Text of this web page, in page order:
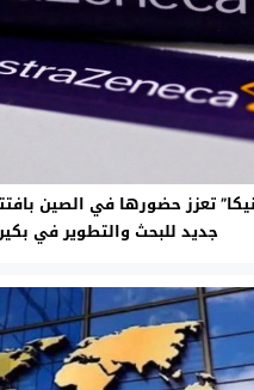
تعزز حضورها في الصين
جديد للبحث والتطوير في